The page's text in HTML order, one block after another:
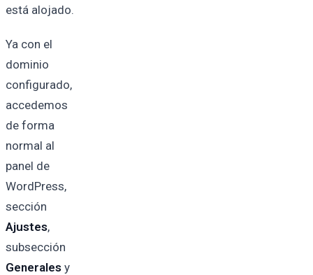
está alojado.
Ya con el
dominio
configurado,
accedemos
de forma
normal al
panel de
WordPress,
sección
Ajustes,
subsección
Generales y